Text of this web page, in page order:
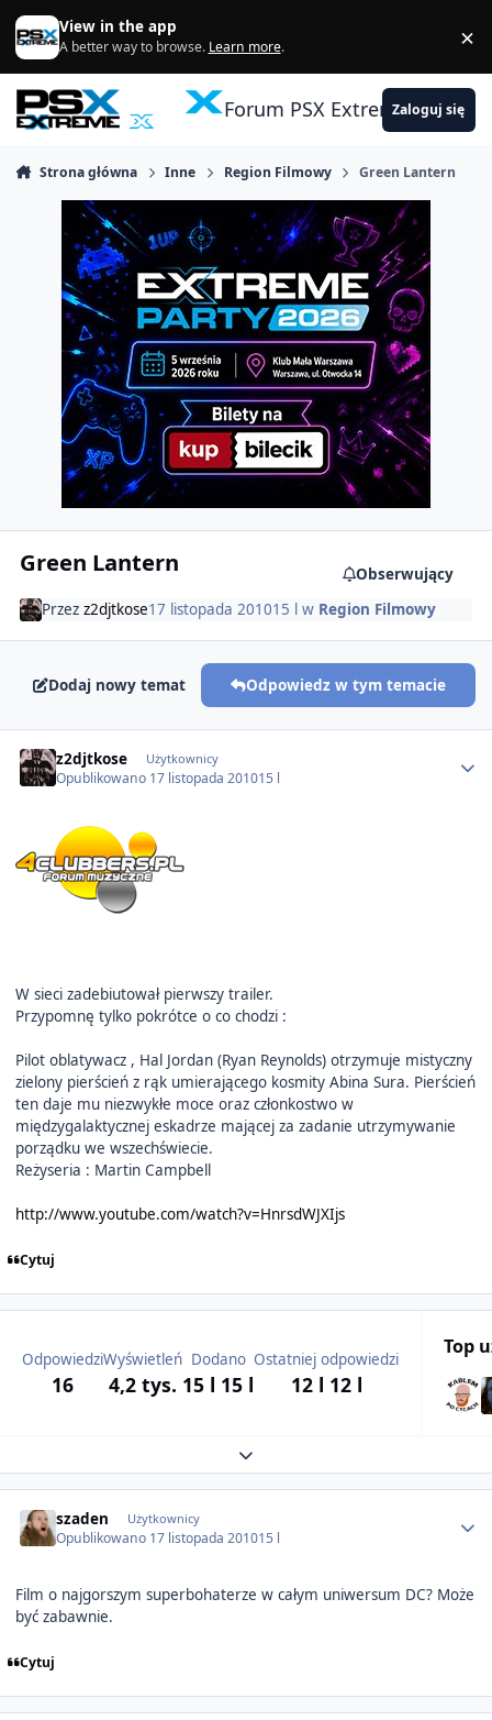
Skocz do zawartości
View in the app
A better way to browse. Learn more. ×
Forum PSX ExtremeZaloguj się
Strona główna Inne Region Filmowy Green Lantern
Green Lantern
Obserwujący
Przez z2djtkose17 listopada 201015 l w Region Filmowy
Dodaj nowy temat Odpowiedz w tym temacie
z2djtkose Użytkownicy
Opublikowano 17 listopada 201015 l
W sieci zadebiutował pierwszy trailer.
Przypomnę tylko pokrótce o co chodzi :
Pilot oblatywacz , Hal Jordan (Ryan Reynolds) otrzymuje mistyczny
zielony pierścień z rąk umierającego kosmity Abina Sura. Pierścień
ten daje mu niezwykłe moce oraz członkostwo w
międzygalaktycznej eskadrze mającej za zadanie utrzymywanie
porządku we wszechświecie.
Reżyseria : Martin Campbell
http://www.youtube.com/watch?v=HnrsdWJXIjs
Cytuj
Odpowiedzi
16
Wyświetleń
4,2 tys.
Dodano
15 l 15 l
Ostatniej odpowiedzi
12 l 12 l
Top
Expand topic overview
szaden Użytkownicy
Opublikowano 17 listopada 201015 l
Film o najgorszym superbohaterze w całym uniwersum DC? Może
być zabawnie.
Cytuj